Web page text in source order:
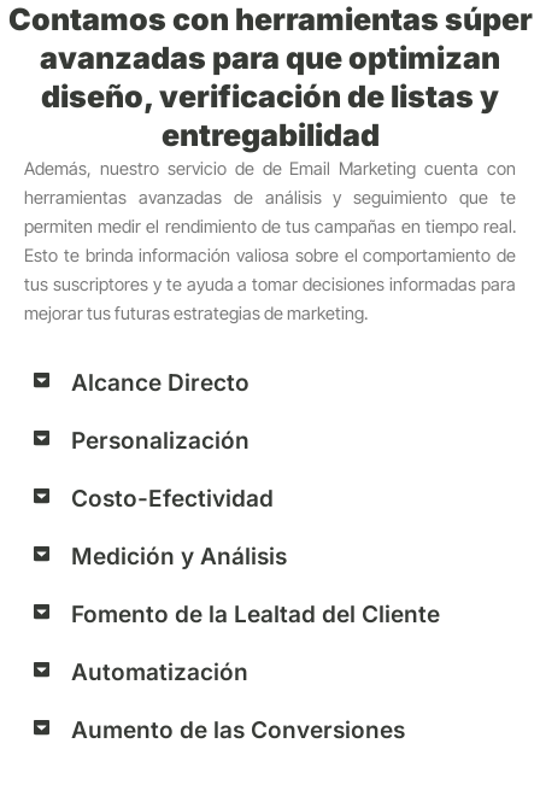
Contamos con herramientas súper
avanzadas para que optimizan
diseño, verificación de listas y
entregabilidad
Además, nuestro servicio de de Email Marketing cuenta con
herramientas avanzadas de análisis y seguimiento que te
permiten medir el rendimiento de tus campañas en tiempo real.
Esto te brinda información valiosa sobre el comportamiento de
tus suscriptores y te ayuda a tomar decisiones informadas para
mejorar tus futuras estrategias de marketing.
Alcance Directo
Personalización
Costo-Efectividad
Medición y Análisis
Fomento de la Lealtad del Cliente
Automatización
Aumento de las Conversiones